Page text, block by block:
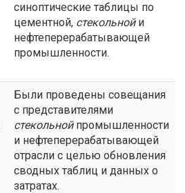
синоптические таблицы по
цементной, стекольнойи
нефтеперерабатывающей
промышленности.
Были проведены совещания
с представителями
стекольнойпромышленности
и нефтеперерабатывающей
отрасли с целью обновления
сводных таблиц и данных о
затратах.